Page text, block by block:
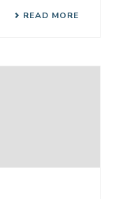
READ MORE